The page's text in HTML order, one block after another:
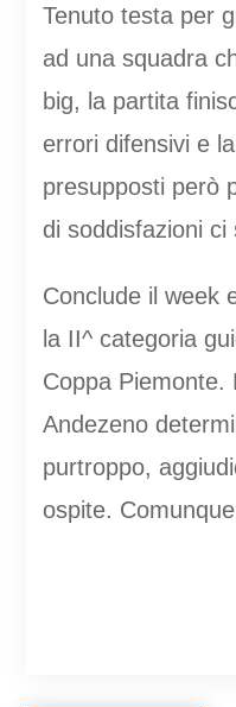
Tenuto testa per
ad una squadra
big, la partita
errori difensivi e
presupposti però
di soddisfazioni ci
Conclude il week
la II^ categoria
Coppa Piemonte.
Andezeno
purtroppo,
ospite.